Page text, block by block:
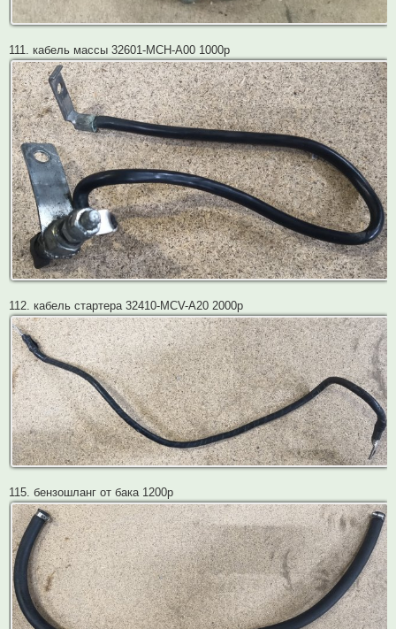
111. кабель массы 32601-MCH-A00 1000р
112. кабель стартера 32410-MCV-A20 2000р
115. бензошланг от бака 1200р